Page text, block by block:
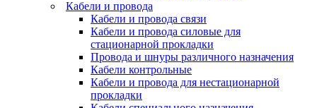
Кабели и провода
Кабели и провода связи
Кабели и провода силовые для
стационарной прокладки
Провода и шнуры различного назначения
Кабели контрольные
Кабели и провода для нестационарной
прокладки